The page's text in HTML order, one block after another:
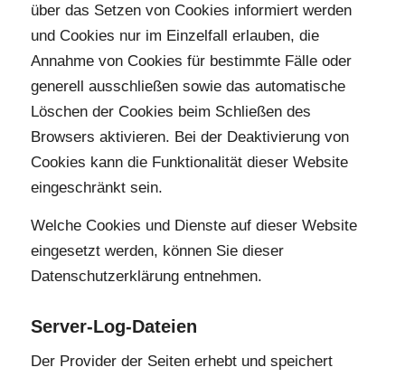
über das Setzen von Cookies informiert werden
und Cookies nur im Einzelfall erlauben, die
Annahme von Cookies für bestimmte Fälle oder
generell ausschließen sowie das automatische
Löschen der Cookies beim Schließen des
Browsers aktivieren. Bei der Deaktivierung von
Cookies kann die Funktionalität dieser Website
eingeschränkt sein.
Welche Cookies und Dienste auf dieser Website
eingesetzt werden, können Sie dieser
Datenschutzerklärung entnehmen.
Server-Log-Dateien
Der Provider der Seiten erhebt und speichert